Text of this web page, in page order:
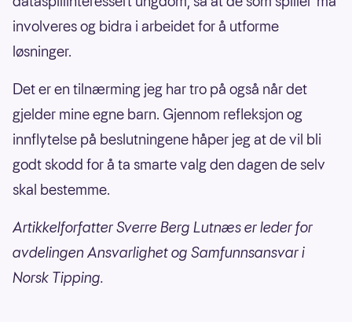
involveres og bidra i arbeidet for å utforme
løsninger.
Det er en tilnærming jeg har tro på også når det
gjelder mine egne barn. Gjennom refleksjon og
innflytelse på beslutningene håper jeg at de vil bli
godt skodd for å ta smarte valg den dagen de selv
skal bestemme.
Artikkelforfatter Sverre Berg Lutnæs er leder for
avdelingen Ansvarlighet og Samfunnsansvar i
Norsk Tipping.